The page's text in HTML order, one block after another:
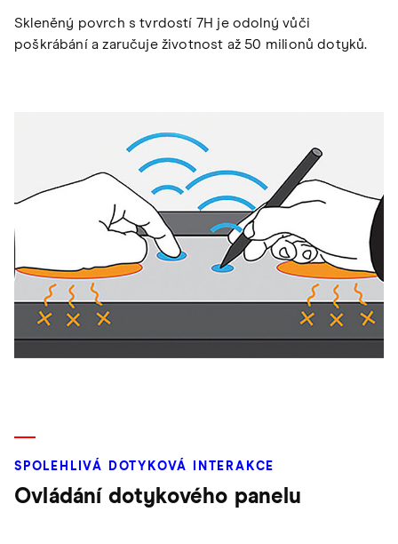
Skleněný povrch s tvrdostí 7H je odolný vůči
poškrábání a zaručuje životnost až 50 milionů dotyků.
SPOLEHLIVÁ DOTYKOVÁ INTERAKCE
Ovládání dotykového panelu